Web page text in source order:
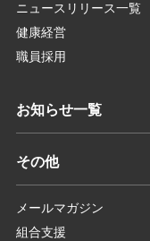
ニュースリリース一覧
健康経営
職員採用
お知らせ一覧
その他
メールマガジン
組合支援